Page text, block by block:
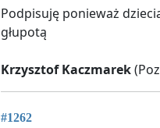
Podpisuję ponieważ
głupotą
Krzysztof Kaczmarek
#1262